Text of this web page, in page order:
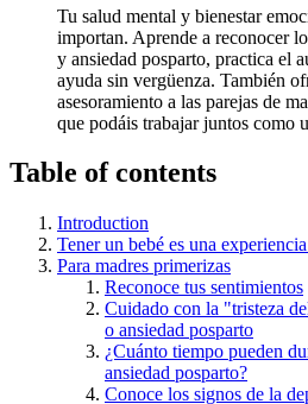
Tu salud mental y bienestar
importan. Aprende a reconocer
y ansiedad posparto, practica el
ayuda sin vergüenza. También
asesoramiento a las parejas de
que podáis trabajar juntos como
Table of contents
Introduction
Tener un bebé es una
Para madres primerizas
Reconoce tus sentimientos
Cuidado con la "tristeza
o ansiedad posparto
¿Cuánto tiempo pueden
ansiedad posparto?
Conoce los signos de la